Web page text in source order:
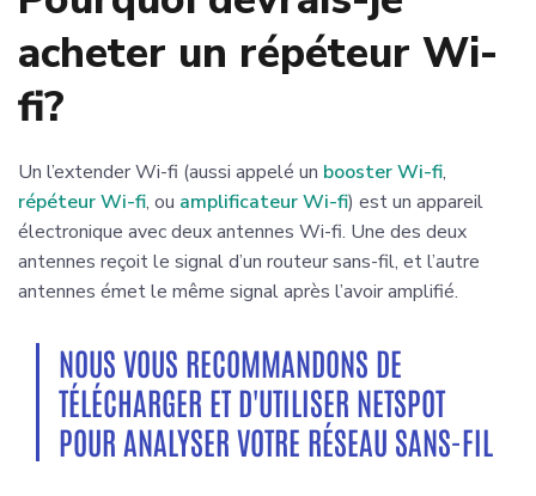
acheter un répéteur Wi-
fi?
Un l’extender Wi-fi (aussi appelé un booster Wi-fi,
répéteur Wi-fi, ou amplificateur Wi-fi) est un appareil
électronique avec deux antennes Wi-fi. Une des deux
antennes reçoit le signal d’un routeur sans-fil, et l’autre
antennes émet le même signal après l’avoir amplifié.
NOUS VOUS RECOMMANDONS DE
TÉLÉCHARGER ET D'UTILISER NETSPOT
POUR ANALYSER VOTRE RÉSEAU SANS-FIL